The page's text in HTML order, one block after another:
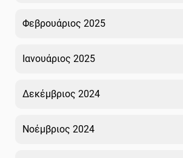
Φεβρουάριος 2025
Ιανουάριος 2025
Δεκέμβριος 2024
Νοέμβριος 2024